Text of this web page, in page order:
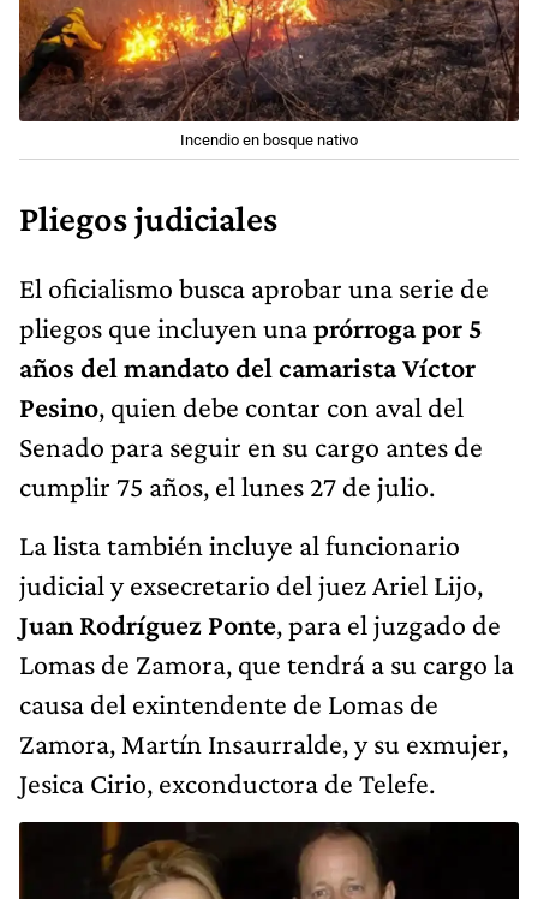
Incendio en bosque nativo
Pliegos judiciales
El oficialismo busca aprobar una serie de
pliegos que incluyen unaprórroga por 5
años del mandato del camarista Víctor
Pesino, quien debe contar con aval del
Senado para seguir en su cargo antes de
cumplir 75 años, el lunes 27 de julio.
La lista también incluye al funcionario
judicial y exsecretario del juez Ariel Lijo,
Juan Rodríguez Ponte, para el juzgado de
Lomas de Zamora, que tendrá a su cargo la
causa del exintendente de Lomas de
Zamora, Martín Insaurralde, y su exmujer,
Jesica Cirio, exconductora de Telefe.